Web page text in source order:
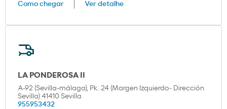
Como chegar Ver detalhe
LA PONDEROSA II
A-92 (Sevilla-málaga), Pk. 24 (Margen Izquierdo- Dirección
Sevilla) 41410 Sevilla
955953432